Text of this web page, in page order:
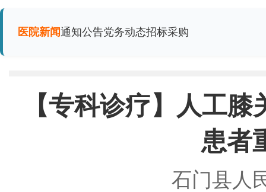
医院新闻通知公告党务动态招标采购
【专科诊疗】人工
患者
石门县人